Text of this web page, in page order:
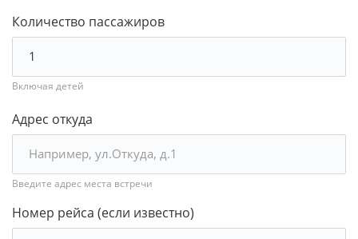
Количество пассажиров
Включая детей
Адрес откуда
Введите адрес места встречи
Номер рейса (если известно)